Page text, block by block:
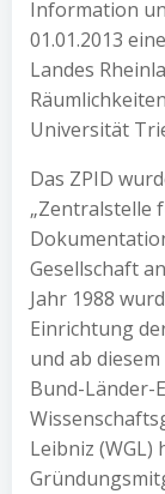
Information
01.01.2013
Landes
Universität
Das ZPID
„Zentralstelle
Gesellschaft
Jahr 1988
Einrichtung
und ab
Bund-Länder-
Leibniz (WGL)